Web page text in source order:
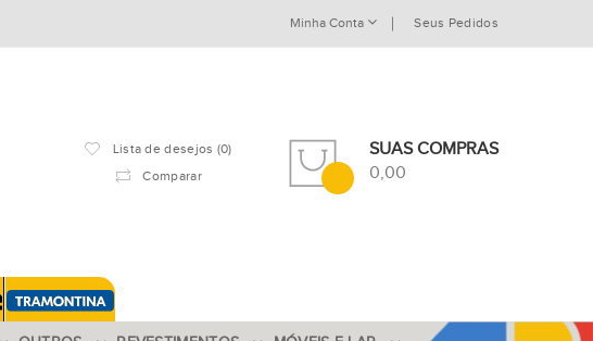
Minha Conta Seus Pedidos
Lista de desejos (0)
Comparar
SUAS COMPRAS
0,00